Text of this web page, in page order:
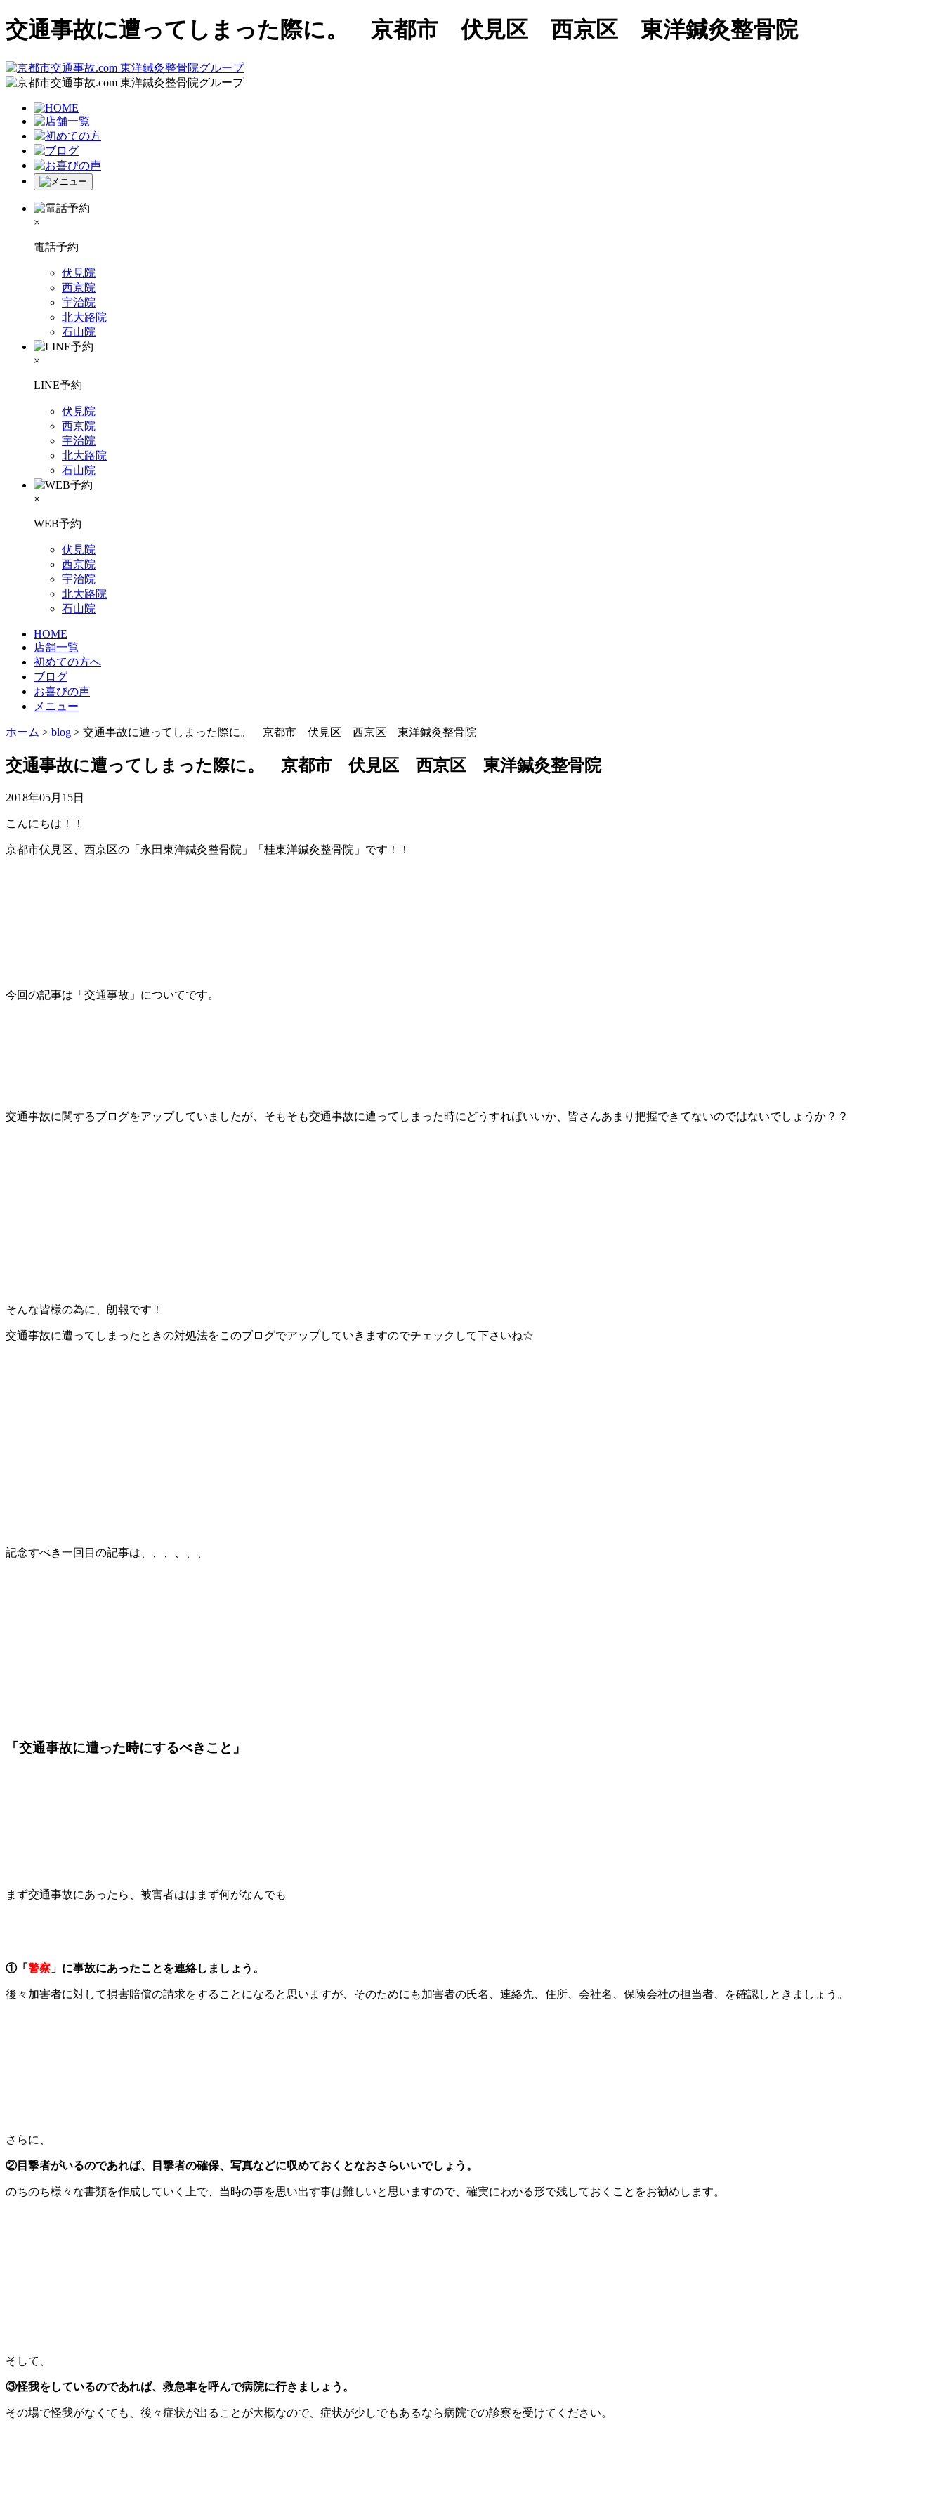
交通事故に遭ってしまった際に。 京都市 伏見区 西京区 東洋鍼灸整骨院
×
電話予約
伏見院
西京院
宇治院
北大路院
石山院
×
LINE予約
伏見院
西京院
宇治院
北大路院
石山院
×
WEB予約
伏見院
西京院
宇治院
北大路院
石山院
HOME
店舗一覧
初めての方へ
ブログ
お喜びの声
メニュー
ホーム > blog > 交通事故に遭ってしまった際に。 京都市 伏見区 西京区 東洋鍼灸整骨院
交通事故に遭ってしまった際に。 京都市 伏見区 西京区 東洋鍼灸整骨院
2018年05月15日
こんにちは！！
京都市伏見区、西京区の「永田東洋鍼灸整骨院」「桂東洋鍼灸整骨院」です！！
今回の記事は「交通事故」についてです。
交通事故に関するブログをアップしていましたが、そもそも交通事故に遭ってしまった時にどうすればいいか、皆さんあまり把握できてないのではないでしょうか？？
そんな皆様の為に、朗報です！
交通事故に遭ってしまったときの対処法をこのブログでアップしていきますのでチェックして下さいね☆
記念すべき一回目の記事は、、、、、、
「交通事故に遭った時にするべきこと」
まず交通事故にあったら、被害者ははまず何がなんでも
①「 警察 」に事故にあったことを連絡しましょう。
後々加害者に対して損害賠償の請求をすることになると思いますが、そのためにも加害者の氏名、連絡先、住所、会社名、保険会社の担当者、を確認しときましょう。
さらに、
②目撃者がいるのであれば、目撃者の確保、写真などに収めておくとなおさらいいでしょう。
のちのち様々な書類を作成していく上で、当時の事を思い出す事は難しいと思いますので、確実にわかる形で残しておくことをお勧めします。
そして、
③怪我をしているのであれば、救急車を呼んで病院に行きましょう。
その場で怪我がなくても、後々症状が出ることが大概なので、症状が少しでもあるなら病院での診察を受けてください。